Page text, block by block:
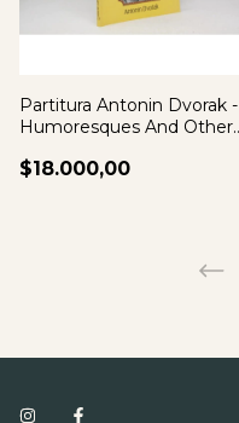
Partitura Antonin Dvorak -
Humoresques And Other
$18.000,00